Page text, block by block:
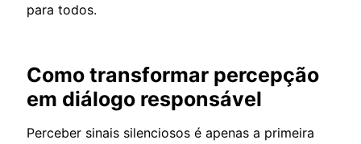
para todos.
Como transformar percepção
em diálogo responsável
Perceber sinais silenciosos é apenas a primeira